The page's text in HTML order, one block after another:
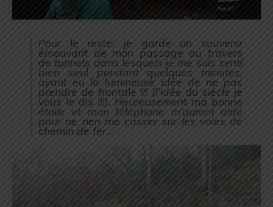
Pour le reste, je garde un souvenir
émouvant de mon passage au travers
de tunnels dans lesquels je me suis senti
bien seul pendant quelques minutes,
ayant eu la lumineuse idée de ne pas
prendre de frontale !!! (l’idée du siècle je
vous le dis !!!). Heureusement ma bonne
étoile et mon téléphone m’auront aidé
pour ne rien me casser sur les voies de
chemin de fer…